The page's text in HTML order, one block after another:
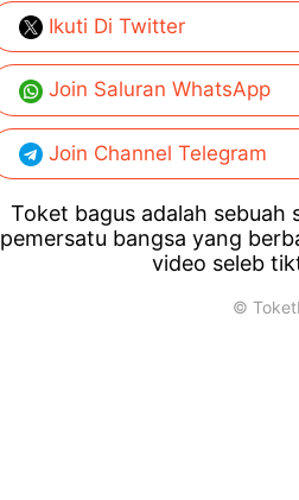
Ikuti Di Twitter
Join Saluran WhatsApp
Join Channel Telegram
Toket bagus adalah
pemersatu bangsa yang
video seleb
©